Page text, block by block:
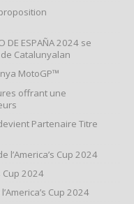
DE ESPAÑA 2024 se
Catalunyalan
MotoGP™
offrant une
Partenaire Titre
l’America’s Cup 2024
2024
Cup 2024